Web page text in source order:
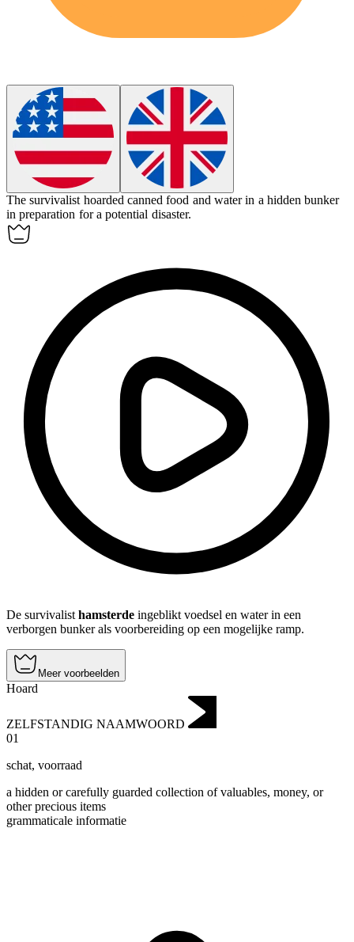
The survivalist hoarded canned food and water in a hidden bunker
in preparation for a potential disaster.
De survivalist hamsterde ingeblikt voedsel en water in een
verborgen bunker als voorbereiding op een mogelijke ramp.
Meer voorbeelden
Hoard
ZELFSTANDIG NAAMWOORD
01
schat, voorraad
a hidden or carefully guarded collection of valuables, money, or
other precious items
grammaticale informatie